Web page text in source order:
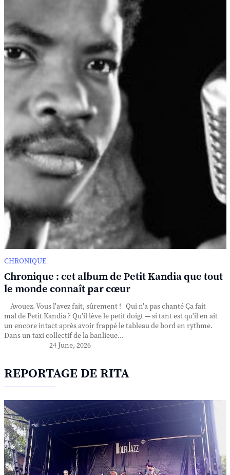
CHRONIQUE
Chronique : cet album de Petit Kandia que tout
le monde connaît par cœur
Avouez. Vous l'avez fait, sûrement ! Qui n'a pas chanté Ça fait
mal de Petit Kandia ? Qu'il lève le petit doigt — si tant est qu'il en ait
un encore intact après avoir frappé le tableau de bord en rythme.
Dans un taxi collectif de la banlieue...
24 June, 2026
REPORTAGE DE RITA